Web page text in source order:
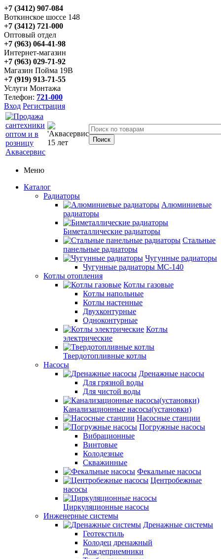
+7 (3412) 907-084
Воткинское шоссе 148
+7 (3412) 721-000
Оптовый отдел
+7 (963) 064-41-98
Интернет-магазин
+7 (963) 029-71-92
Магазин Пойма 19В
+7 (919) 913-71-55
Услуги Монтажа
Телефон: 721-000
Вход Регистрация
Меню
Каталог
Радиаторы
Алюминиевые
радиаторы
Биметаллические радиаторы
Стальные
панельные радиаторы
Чугунные радиаторы
Чугунные радиаторы МС-140
Котлы отопления
Котлы газовые
Котлы напольные
Котлы настенные
Двухконтурные
Одноконтурные
Котлы
электрические
Твердотопливные котлы
Насосы
Дренажные насосы
Для грязной воды
Для чистой воды
Канализационные насосы(установки)
Насосные станции
Погружные насосы
Вибрационные
Винтовые
Колодезные
Скважинные
Фекальные насосы
Центробежные
насосы
Циркуляционные насосы
Инженерные системы
Дренажные системы
Геотекстиль
Колодец дренажный
Дождеприемники